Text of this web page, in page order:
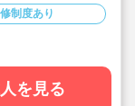
が働いています！
で月給21.8万円
♪
実績)
ます。
厚生が充実した法
制度あり
を見る